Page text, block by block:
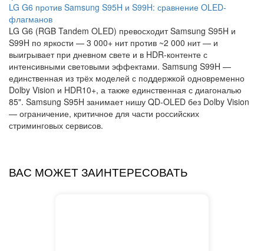
LG G6 против Samsung S95H и S99H: сравнение OLED-
флагманов
LG G6 (RGB Tandem OLED) превосходит Samsung S95H и
S99H по яркости — 3 000+ нит против ~2 000 нит — и
выигрывает при дневном свете и в HDR-контенте с
интенсивными световыми эффектами. Samsung S99H —
единственная из трёх моделей с поддержкой одновременно
Dolby Vision и HDR10+, а также единственная с диагональю
85". Samsung S95H занимает нишу QD-OLED без Dolby Vision
— ограничение, критичное для части российских
стриминговых сервисов.
ВАС МОЖЕТ ЗАИНТЕРЕСОВАТЬ